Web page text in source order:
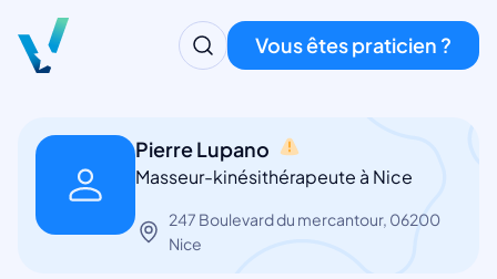
Vous êtes praticien ?
Pierre Lupano
Masseur-kinésithérapeute à Nice
247 Boulevard du mercantour, 06200
Nice